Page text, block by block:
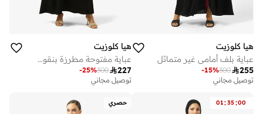
هيا كلوزيت
عباية بلف أمامي غير متماثل
255
300
-15%
توصيل مجاني
هيا كلوزيت
عباية مفتوحة مطرزة بنقوش الزهور بياقة مستديرة
227
300
-25%
توصيل مجاني
01:35:00 حصري